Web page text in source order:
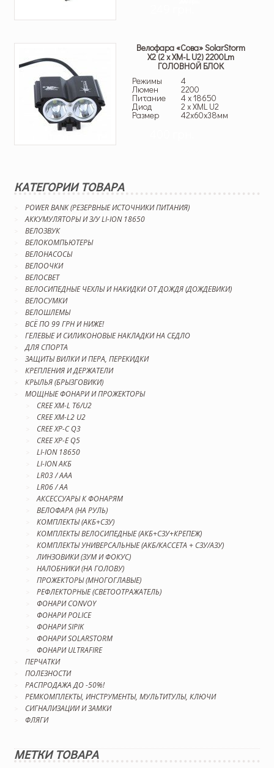
Велофара «Сова» SolarStorm
X2 (2 x XM-L U2) 2200Lm
ГОЛОВНОЙ БЛОК
Режимы
4
Люмен 2200
Питание 4 x 18650
Диод 2 x XML U2
Размер 42x60x38мм
КАТЕГОРИИ ТОВАРА
POWER BANK (РЕЗЕРВНЫЕ ИСТОЧНИКИ ПИТАНИЯ)
АККУМУЛЯТОРЫ И З/У LI-ION 18650
ВЕЛОЗВУК
ВЕЛОКОМПЬЮТЕРЫ
ВЕЛОНАСОСЫ
ВЕЛООЧКИ
ВЕЛОСВЕТ
ВЕЛОСИПЕДНЫЕ ЧЕХЛЫ И НАКИДКИ ОТ ДОЖДЯ (ДОЖДЕВИКИ)
ВЕЛОСУМКИ
ВЕЛОШЛЕМЫ
ВСЁ ПО 99 ГРН И НИЖЕ!
ГЕЛЕВЫЕ И СИЛИКОНОВЫЕ НАКЛАДКИ НА СЕДЛО
ДЛЯ СПОРТА
ЗАЩИТЫ ВИЛКИ И ПЕРА, ПЕРЕКИДКИ
КРЕПЛЕНИЯ И ДЕРЖАТЕЛИ
КРЫЛЬЯ (БРЫЗГОВИКИ)
МОЩНЫЕ ФОНАРИ И ПРОЖЕКТОРЫ
CREE XM-L T6/U2
CREE XM-L2 U2
CREE XP-C Q3
CREE XP-E Q5
LI-ION 18650
LI-ION АКБ
LR03 / AAA
LR06 / AA
АКСЕССУАРЫ К ФОНАРЯМ
ВЕЛОФАРА (НА РУЛЬ)
КОМПЛЕКТЫ (АКБ+СЗУ)
КОМПЛЕКТЫ ВЕЛОСИПЕДНЫЕ (АКБ+СЗУ+КРЕПЕЖ)
КОМПЛЕКТЫ УНИВЕРСАЛЬНЫЕ (АКБ/КАССЕТА + СЗУ/АЗУ)
ЛИНЗОВИКИ (ЗУМ И ФОКУС)
НАЛОБНИКИ (НА ГОЛОВУ)
ПРОЖЕКТОРЫ (МНОГОГЛАВЫЕ)
РЕФЛЕКТОРНЫЕ (СВЕТООТРАЖАТЕЛЬ)
ФОНАРИ CONVOY
ФОНАРИ POLICE
ФОНАРИ SIPIK
ФОНАРИ SOLARSTORM
ФОНАРИ ULTRAFIRE
ПЕРЧАТКИ
ПОЛЕЗНОСТИ
РАСПРОДАЖА ДО -50%!
РЕМКОМПЛЕКТЫ, ИНСТРУМЕНТЫ, МУЛЬТИТУЛЫ, КЛЮЧИ
СИГНАЛИЗАЦИИ И ЗАМКИ
ФЛЯГИ
МЕТКИ ТОВАРА